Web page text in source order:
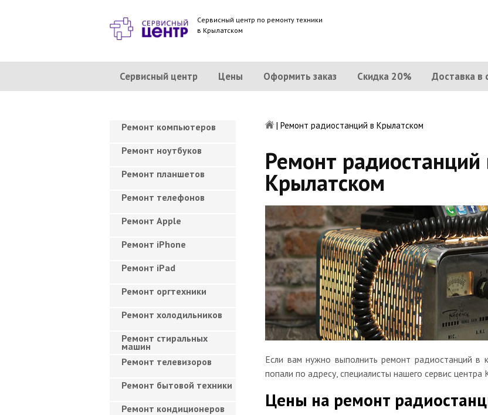
Сервисный центр по ремонту техники
в Крылатском
Сервисный центр Цены Оформить заказ Скидка 20% Доставка в
| Ремонт радиостанций в Крылатском
Ремонт радиостанций
Крылатском
Если вам нужно выполнить ремонт радиостанций в
попали по адресу, специалисты нашего сервис
Цены на ремонт
Ремонт компьютеров
Ремонт ноутбуков
Ремонт планшетов
Ремонт телефонов
Ремонт Apple
Ремонт iPhone
Ремонт iPad
Ремонт оргтехники
Ремонт холодильников
Ремонт стиральных
машин
Ремонт телевизоров
Ремонт бытовой техники
Ремонт кондиционеров